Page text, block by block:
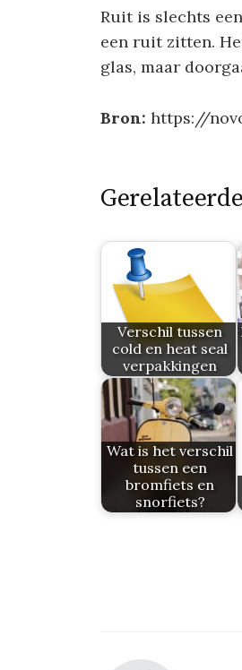
Ruit is slechts
een ruit zitten.
glas, maar
Bron: https://
Verschil tussen
cold en heat seal
verpakkingen
Wat is het verschil
tussen een
bromfiets en
snorfiets?